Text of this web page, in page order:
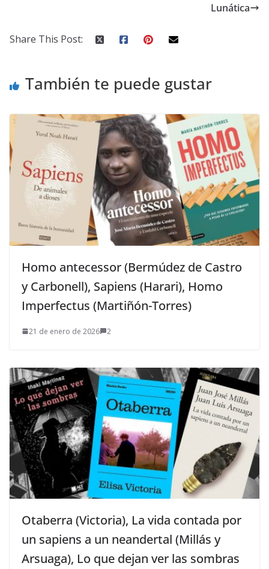
Lunática
Share This Post:
También te puede gustar
Homo antecessor (Bermúdez de Castro
y Carbonell), Sapiens (Harari), Homo
Imperfectus (Martiñón-Torres)
21 de enero de 2026 2
Otaberra (Victoria), La vida contada por
un sapiens a un neandertal (Millás y
Arsuaga), Lo que dejan ver las sombras